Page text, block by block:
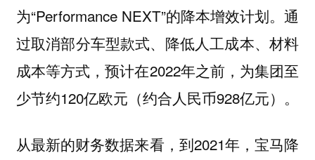
为“Performance NEXT”的降本增效计划。通
过取消部分车型款式、降低人工成本、材料
成本等方式，预计在2022年之前，为集团至
少节约120亿欧元（约合人民币928亿元）。
从最新的财务数据来看，到2021年，宝马降